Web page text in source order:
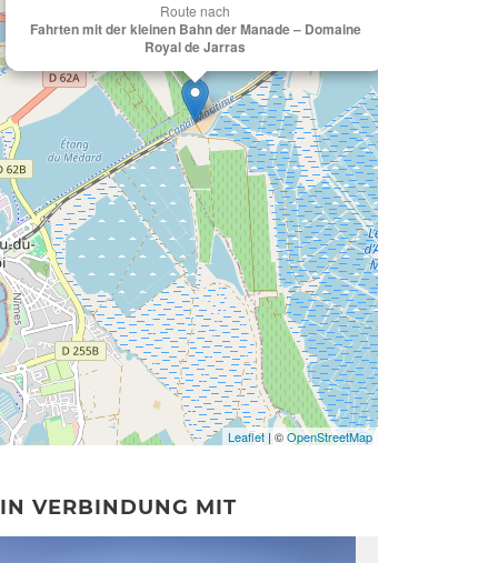
Route nach
Fahrten mit der kleinen Bahn der Manade – Domaine
Royal de Jarras
Leaflet| ©OpenStreetMap
IN VERBINDUNG MIT